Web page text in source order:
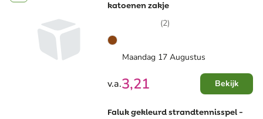
katoenen zakje
(2)
Maandag 17 Augustus
v.a.3,21 Bekijk
Faluk gekleurd strandtennisspel -